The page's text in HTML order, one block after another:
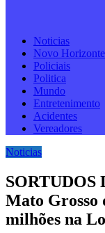
Noticias
Novo
Policiais
Politica
Mundo
Entretenimento
Acidentes
Vereadores
Noticias
SORTUDOS
Mato Grosso
milhões na